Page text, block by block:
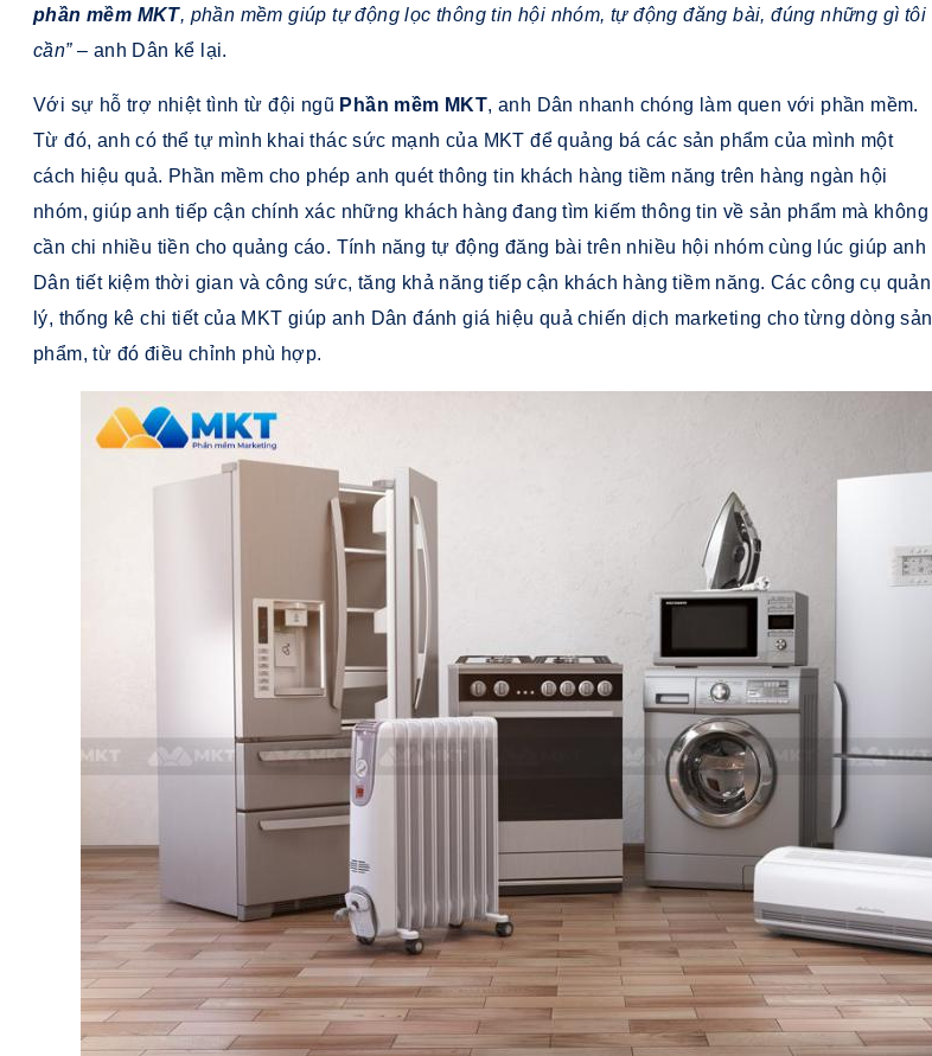
phần mềm MKT, phần mềm giúp tự động lọc thông tin hội nhóm, tự động đăng bài, đúng những gì tôi
cần”– anh Dân kể lại.
Với sự hỗ trợ nhiệt tình từ đội ngũ Phần mềm MKT, anh Dân nhanh chóng làm quen với phần mềm.
Từ đó, anh có thể tự mình khai thác sức mạnh của MKT để quảng bá các sản phẩm của mình một
cách hiệu quả. Phần mềm cho phép anh quét thông tin khách hàng tiềm năng trên hàng ngàn hội
nhóm, giúp anh tiếp cận chính xác những khách hàng đang tìm kiếm thông tin về sản phẩm mà không
cần chi nhiều tiền cho quảng cáo. Tính năng tự động đăng bài trên nhiều hội nhóm cùng lúc giúp anh
Dân tiết kiệm thời gian và công sức, tăng khả năng tiếp cận khách hàng tiềm năng. Các công cụ quản
lý, thống kê chi tiết của MKT giúp anh Dân đánh giá hiệu quả chiến dịch marketing cho từng dòng sản
phẩm, từ đó điều chỉnh phù hợp.